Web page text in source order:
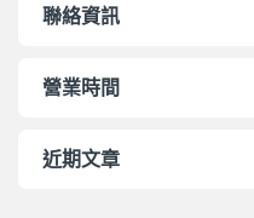
聯絡資訊
營業時間
近期文章